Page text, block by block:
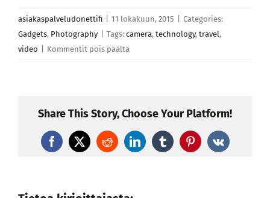
asiakaspalveludonettifi 11 lokakuun, 2015
Categories:
Gadgets, Photography Tags: camera, technology, travel,
video
Kommentit pois päältä
leo
amet
laoreet
Share This Story, Choose Your Platform!
Facebook
X RedditLinkedInTumblrPinterest
Vk